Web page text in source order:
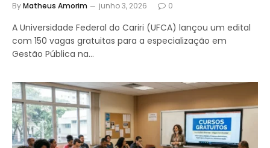
ByMatheus Amorim junho 3, 2026 0
A Universidade Federal do Cariri (UFCA) lançou um edital
com 150 vagas gratuitas para a especialização em
Gestão Pública na…